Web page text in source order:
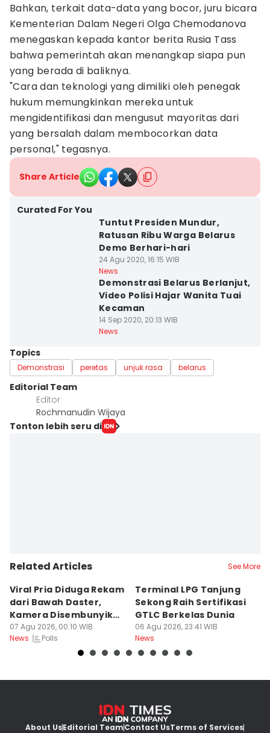
Bahkan, terkait data-data yang bocor, juru bicara
Kementerian Dalam Negeri Olga Chemodanova
menegaskan kepada kantor berita Rusia Tass
bahwa pemerintah akan menangkap siapa pun
yang berada di baliknya.
"Cara dan teknologi yang dimiliki oleh penegak
hukum memungkinkan mereka untuk
mengidentifikasi dan mengusut mayoritas dari
yang bersalah dalam membocorkan data
personal," tegasnya.
Share Article
Curated For You
Tuntut Presiden Mundur,
Ratusan Ribu Warga Belarus
Demo Berhari-hari
24 Agu 2020, 16:15 WIB
News
Demonstrasi Belarus Berlanjut,
Video Polisi Hajar Wanita Tuai
Kecaman
14 Sep 2020, 20:13 WIB
News
Topics
Demonstrasi peretas unjuk rasa belarus
Editorial Team
Editor
Rochmanudin Wijaya
Tonton lebih seru di
Related Articles See More
Viral Pria Diduga Rekam
dari Bawah Daster,
Kamera Disembunyikan
di Sandal
07 Agu 2026, 00:10 WIB
News
Polls
Terminal LPG Tanjung
Sekong Raih Sertifikasi
GTLC Berkelas Dunia
06 Agu 2026, 23:41 WIB
News
About UsEditorial TeamContact UsTerms of Services